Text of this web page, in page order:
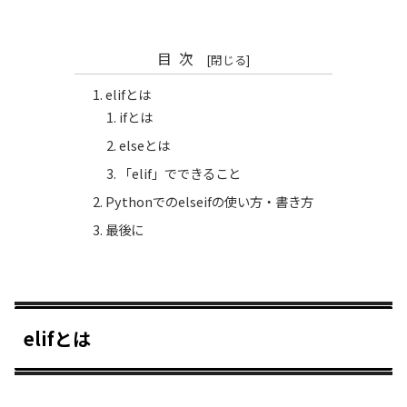
目次
elifとは
ifとは
elseとは
「elif」でできること
Pythonでのelseifの使い方・書き方
最後に
elifとは